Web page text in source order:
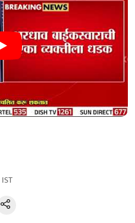
IST